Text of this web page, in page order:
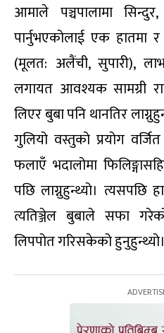
आमाले पञ्चपालामा
पार्नुभएकोलाई एक हातमा
(मूलत: अलैंची, सुपारी),
लगायत आवश्यक सामग्री
लिएर बुबा पनि थानतिर
गुलियो वस्तुको प्रयोग वर्जित
फलाएँ भदालोमा
पछि लाग्नुहुन्थ्यो। त्यसपछि
त्यतिञ्जेल बुबाले सफा
लिपपोत गरिसकेको हुनुहुन्थ्यो।